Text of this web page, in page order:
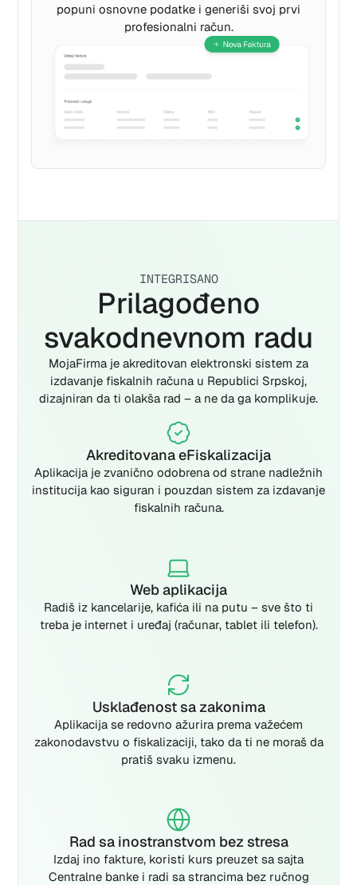
popuni osnovne podatke i generiši svoj prvi
profesionalni račun.
INTEGRISANO
Prilagođeno
svakodnevnom radu
MojaFirma je akreditovan elektronski sistem za
izdavanje fiskalnih računa u Republici Srpskoj,
dizajniran da ti olakša rad – a ne da ga komplikuje.
Akreditovana eFiskalizacija
Aplikacija je zvanično odobrena od strane nadležnih
institucija kao siguran i pouzdan sistem za izdavanje
fiskalnih računa.
Web aplikacija
Radiš iz kancelarije, kafića ili na putu – sve što ti
treba je internet i uređaj (računar, tablet ili telefon).
Usklađenost sa zakonima
Aplikacija se redovno ažurira prema važećem
zakonodavstvu o fiskalizaciji, tako da ti ne moraš da
pratiš svaku izmenu.
Rad sa inostranstvom bez stresa
Izdaj ino fakture, koristi kurs preuzet sa sajta
Centralne banke i radi sa strancima bez ručnog